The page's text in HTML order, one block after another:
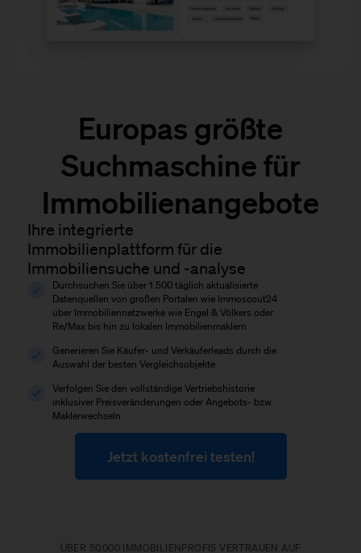
Europas größte
Suchmaschine für
Immobilienangebote
Ihre integrierte
Immobilienplattform für die
Immobiliensuche und -analyse
Durchsuchen Sie über 1.500 täglich aktualisierte
Datenquellen von großen Portalen wie Immoscout24
über Immobiliennetzwerke wie Engel & Völkers oder
Re/Max bis hin zu lokalen Immobilienmaklern
Generieren Sie Käufer- und Verkäuferleads durch die
Auswahl der besten Vergleichsobjekte
Verfolgen Sie den vollständige Vertriebshistorie
inklusiver Preisveränderungen oder Angebots- bzw.
Maklerwechseln
Jetzt kostenfrei testen!
ÜBER 50.000 IMMOBILIENPROFIS VERTRAUEN AUF